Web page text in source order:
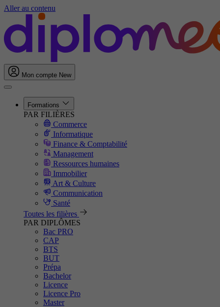
Aller au contenu
Mon compte New
Formations
PAR FILIÈRES
Commerce
Informatique
Finance & Comptabilité
Management
Ressources humaines
Immobilier
Art & Culture
Communication
Santé
Toutes les filières
PAR DIPLÔMES
Bac PRO
CAP
BTS
BUT
Prépa
Bachelor
Licence
Licence Pro
Master